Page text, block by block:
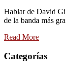
Hablar de David
de la banda más
Read More
Categorías